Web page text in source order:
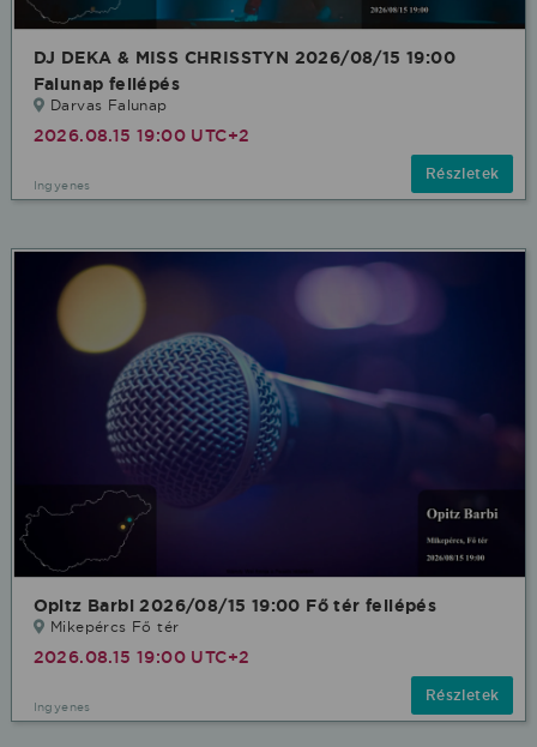
DJ DEKA & MISS CHRISSTYN 2026/08/15 19:00
Falunap fellépés
Darvas Falunap
2026.08.15 19:00 UTC+2
Ingyenes
Részletek
Opitz Barbi 2026/08/15 19:00 Fő tér fellépés
Mikepércs Fő tér
2026.08.15 19:00 UTC+2
Ingyenes
Részletek